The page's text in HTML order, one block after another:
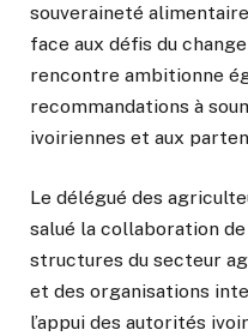
souveraineté
face aux défis du
rencontre ambitionne
recommandations à
ivoiriennes et aux
Le délégué des
salué la collaboration de
structures du secteur
et des organisations
l’appui des autorités